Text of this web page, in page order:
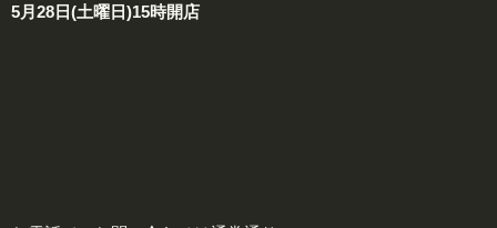
5月28日(土曜日)15時開店